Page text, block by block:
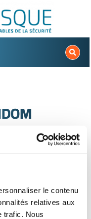
le contenu
relatives aux
trafic. Nous